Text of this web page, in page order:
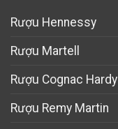
Rượu Hennessy
Rượu Martell
Rượu Cognac Hardy
Rượu Remy Martin